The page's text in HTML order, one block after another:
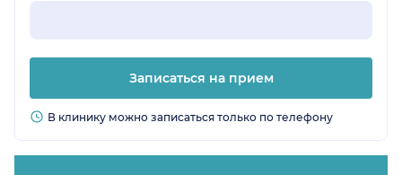
Записаться на прием
В клинику можно записаться только по телефону